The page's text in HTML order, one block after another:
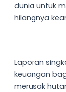
dunia untuk
hilangnya
Laporan
keuangan
merusak